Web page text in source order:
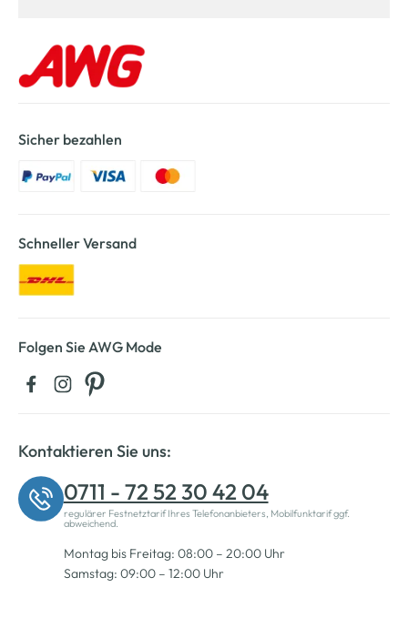
Sicher bezahlen
Schneller Versand
Folgen Sie AWG Mode
Kontaktieren Sie uns:
0711 - 72 52 30 42 04
regulärer Festnetztarif Ihres Telefonanbieters, Mobilfunktarif ggf.
abweichend.
Montag bis Freitag: 08:00 – 20:00 Uhr
Samstag: 09:00 – 12:00 Uhr